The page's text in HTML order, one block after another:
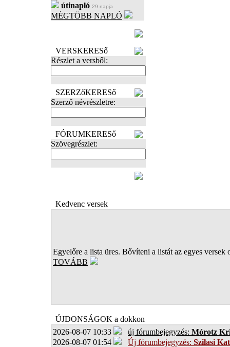
útinapló 29 napja
MÉGTÖBB NAPLÓ
VERSKERESő
Részlet a versből:
SZERZőKERESő
Szerző névrészletre:
FÓRUMKERESő
Szövegrészlet:
Kedvenc versek
Egyelőre a lista üres. Bővíteni a listát az egyes versek
TOVÁBB
ÚJDONSÁGOK a dokkon
2026-08-07 10:33
új fórumbejegyzés: Mórotz
2026-08-07 01:54
Új fórumbejegyzés: Szilasi